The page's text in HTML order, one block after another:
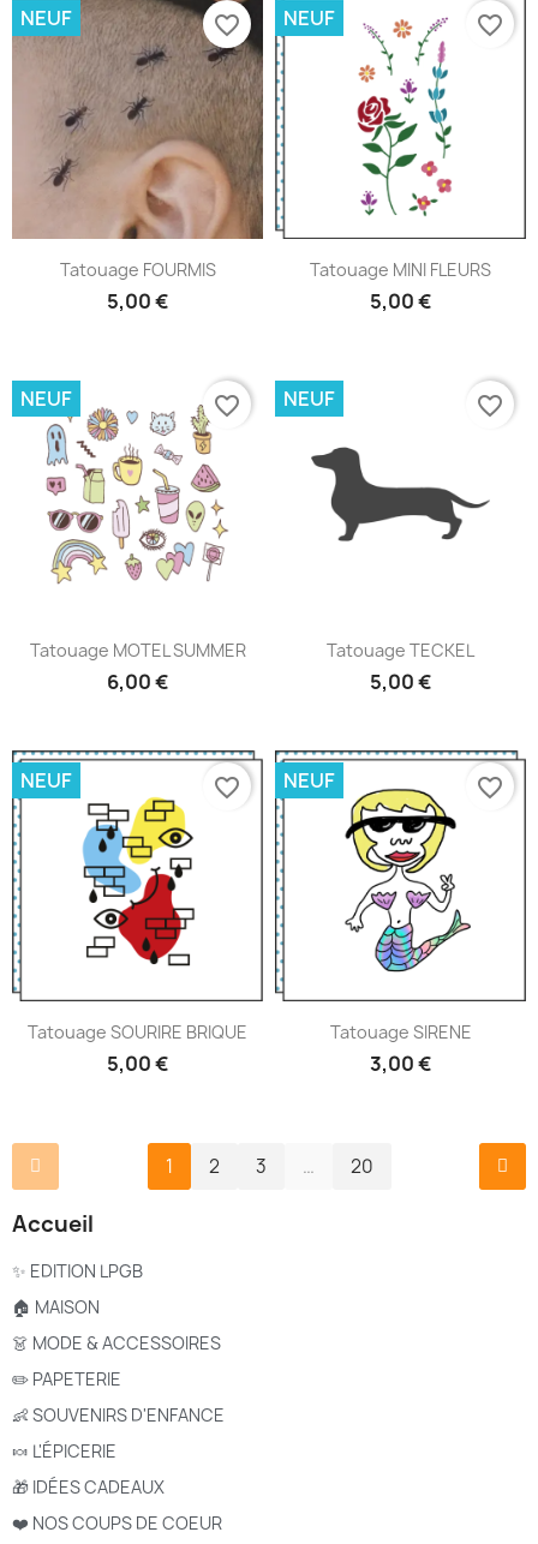
Accueil
✨ EDITION LPGB
🏠 MAISON
👗 MODE & ACCESSOIRES
✏️ PAPETERIE
👶 SOUVENIRS D'ENFANCE
🍬 L'ÉPICERIE
🎁 IDÉES CADEAUX
❤️ NOS COUPS DE COEUR
Tatouage FOURMIS
5,00 €
NEUF favorite_border
Tatouage MINI FLEURS
5,00 €
NEUF favorite_border
Tatouage MOTEL SUMMER
6,00 €
NEUF favorite_border
Tatouage TECKEL
5,00 €
NEUF favorite_border
Tatouage SOURIRE BRIQUE
5,00 €
NEUF favorite_border
Tatouage SIRENE
3,00 €
NEUF favorite_border
1 2 3 … 20